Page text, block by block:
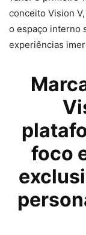
conceito Vision
o espaço interno
experiências
foco